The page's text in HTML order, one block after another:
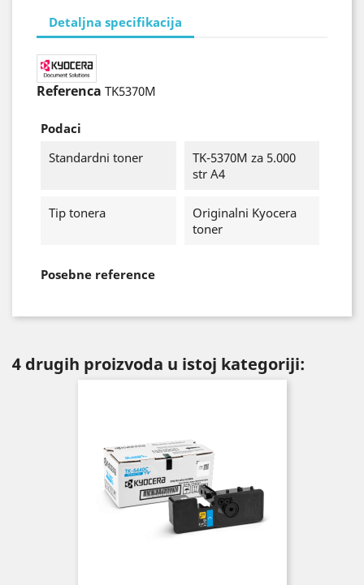
Detaljna specifikacija
Referenca TK5370M
Podaci
Standardni toner
TK-5370M za 5.000
str A4
Tip tonera
Originalni Kyocera
toner
Posebne reference
4 drugih proizvoda u istoj kategoriji: